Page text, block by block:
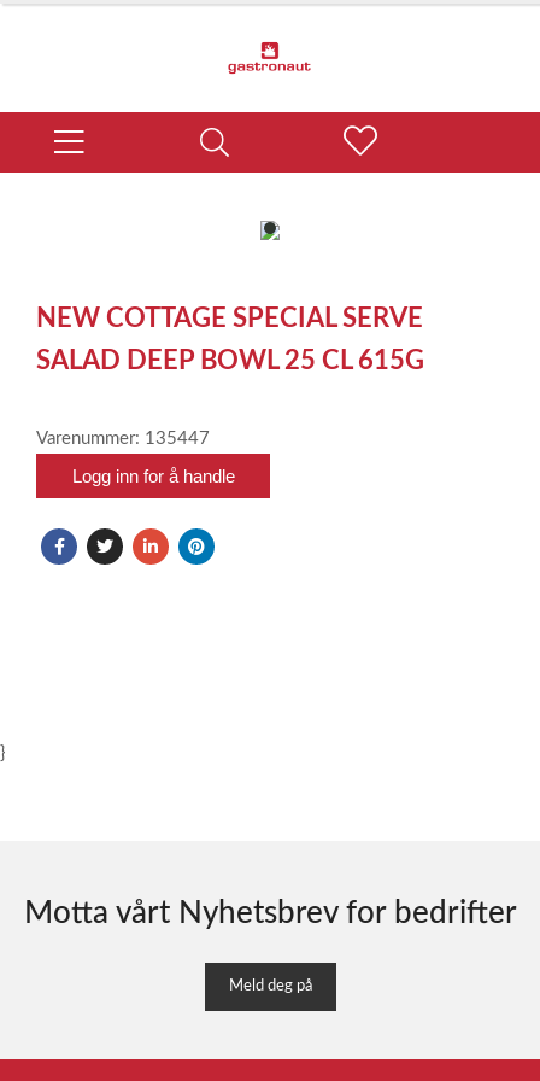
item
of
1
NEW COTTAGE SPECIAL SERVE
SALAD DEEP BOWL 25 CL 615G
Varenummer: 135447
Logg inn for å handle
}
Motta vårt Nyhetsbrev for bedrifter
Meld deg på